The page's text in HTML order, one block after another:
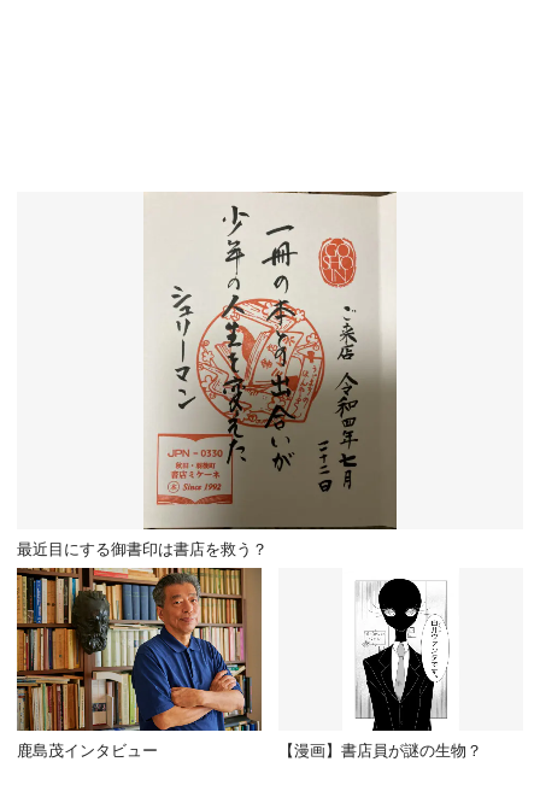
最近目にする御書印は書店を救う？
鹿島茂インタビュー 【漫画】書店員が謎の生物？